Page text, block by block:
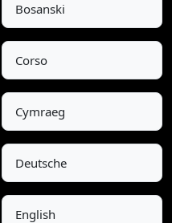
Bosanski
Corso
Cymraeg
Deutsche
English